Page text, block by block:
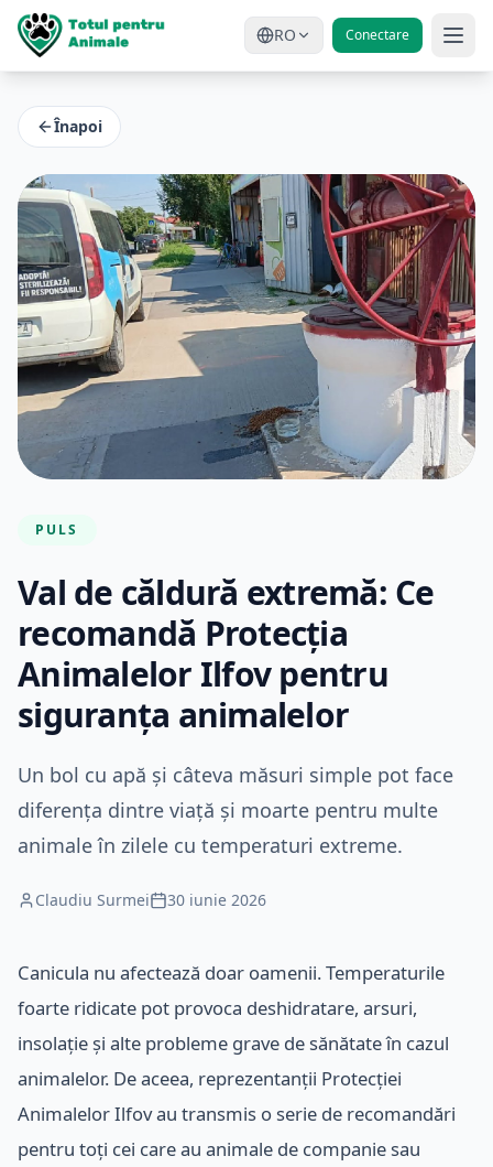
RO Conectare
Înapoi
PULS
Val de căldură extremă: Ce
recomandă Protecția
Animalelor Ilfov pentru
siguranța animalelor
Un bol cu apă și câteva măsuri simple pot face
diferența dintre viață și moarte pentru multe
animale în zilele cu temperaturi extreme.
Claudiu Surmei 30 iunie 2026
Canicula nu afectează doar oamenii. Temperaturile
foarte ridicate pot provoca deshidratare, arsuri,
insolație și alte probleme grave de sănătate în cazul
animalelor. De aceea, reprezentanții Protecției
Animalelor Ilfov au transmis o serie de recomandări
pentru toți cei care au animale de companie sau